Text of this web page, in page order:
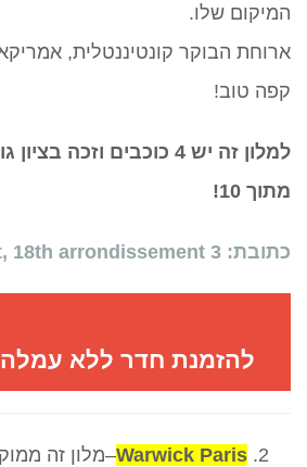
המיקום שלו.
ארוחת הבוקר קונטיננטלית,
קפה טוב!
מתוך 10!
כתובת: 3 Rue Caulaincourt, 18th arrondissement
להזמנת חדר ללא עמלה
Warwick Paris–מלון זה